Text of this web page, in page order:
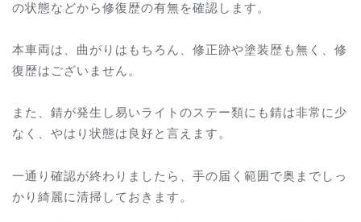
の状態などから修復歴の有無を確認します。
本車両は、曲がりはもちろん、修正跡や塗装歴も無く、修
復歴はございません。
また、錆が発生し易いライトのステー類にも錆は非常に少
なく、やはり状態は良好と言えます。
一通り確認が終わりましたら、手の届く範囲で奥までしっ
かり綺麗に清掃しておきます。